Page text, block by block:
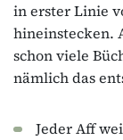
in erster Linie
hineinstecken.
schon viele
nämlich das
Jeder Aff